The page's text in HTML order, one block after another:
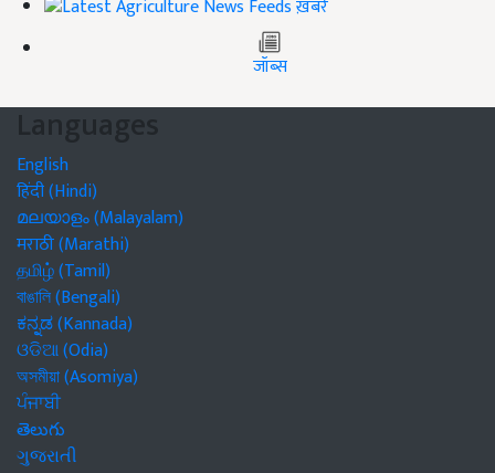
ख़बरें
जॉब्स
Languages
English
हिंदी (Hindi)
മലയാളം (Malayalam)
मराठी (Marathi)
தமிழ் (Tamil)
বাঙালি (Bengali)
ಕನ್ನಡ (Kannada)
ଓଡିଆ (Odia)
অসমীয়া (Asomiya)
ਪੰਜਾਬੀ
తెలుగు
ગુજરાતી